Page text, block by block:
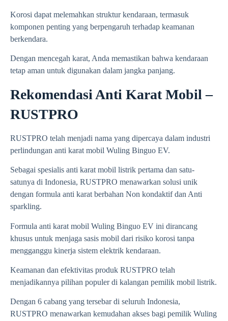
Korosi dapat melemahkan struktur kendaraan, termasuk
komponen penting yang berpengaruh terhadap keamanan
berkendara.
Dengan mencegah karat, Anda memastikan bahwa kendaraan
tetap aman untuk digunakan dalam jangka panjang.
Rekomendasi Anti Karat Mobil –
RUSTPRO
RUSTPRO telah menjadi nama yang dipercaya dalam industri
perlindungan anti karat mobil Wuling Binguo EV.
Sebagai spesialis anti karat mobil listrik pertama dan satu-
satunya di Indonesia, RUSTPRO menawarkan solusi unik
dengan formula anti karat berbahan Non kondaktif dan Anti
sparkling.
Formula anti karat mobil Wuling Binguo EV ini dirancang
khusus untuk menjaga sasis mobil dari risiko korosi tanpa
mengganggu kinerja sistem elektrik kendaraan.
Keamanan dan efektivitas produk RUSTPRO telah
menjadikannya pilihan populer di kalangan pemilik mobil listrik.
Dengan 6 cabang yang tersebar di seluruh Indonesia,
RUSTPRO menawarkan kemudahan akses bagi pemilik Wuling